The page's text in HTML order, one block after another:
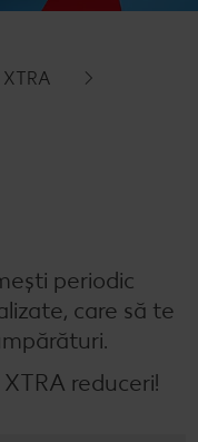
preț mic
periodic
care să te
reduceri!